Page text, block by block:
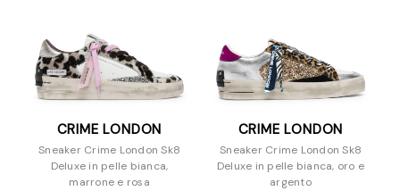
CRIME LONDON
Sneaker Crime London Sk8
Deluxe in pelle bianca,
marrone e rosa
CRIME LONDON
Sneaker Crime London Sk8
Deluxe in pelle bianca, oro e
argento